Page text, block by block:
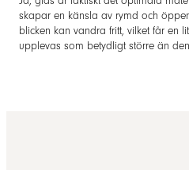
skapar en känsla av rymd och
blicken kan vandra fritt, vilket får en
upplevas som betydligt större än